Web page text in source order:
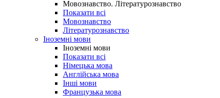
Мовознавство. Літературознавство
Показати всі
Мовознавство
Літературознавство
Іноземні мови
Іноземні мови
Показати всі
Німецька мова
Англійська мова
Інші мови
Французька мова